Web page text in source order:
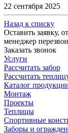
22 сентября 2025
Назад к списку
Оставить заявку,
менеджер
Заказать звонок
Услуги
Рассчитать забор
Рассчитать
Каталог
Монтаж
Проекты
Теплицы
Спортивные
Заборы и